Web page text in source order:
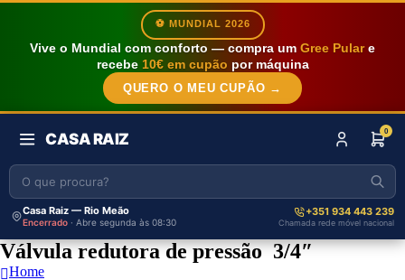
⚽ MUNDIAL 2026
Vive o Mundial com conforto — compra um Gree Pulare
recebe 10€ em cupão por máquina
QUERO O MEU CUPÃO →
CASA RAIZ 0
Casa Raiz — Rio Meão
Encerrado · Abre segunda às 08:30
+351 934 443 239
Chamada rede móvel nacional
Válvula redutora de pressão 3/4″
Home